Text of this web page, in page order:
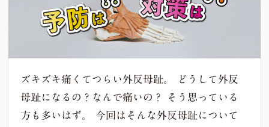
ズキズキ痛くてつらい外反母趾。 どうして外反
母趾になるの？なんで痛いの？ そう思っている
方も多いはず。 今回はそんな外反母趾について